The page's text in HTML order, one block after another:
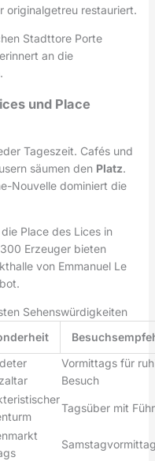
originalgetreu restauriert.
Stadttore Porte
an die
und Place
Tageszeit. Cafés und
säumen den Platz.
Nouvelle dominiert die
Place des Lices in
Erzeuger bieten
von Emmanuel Le
Sehenswürdigkeiten
Vormittags für
Besuch
Tagsüber mit